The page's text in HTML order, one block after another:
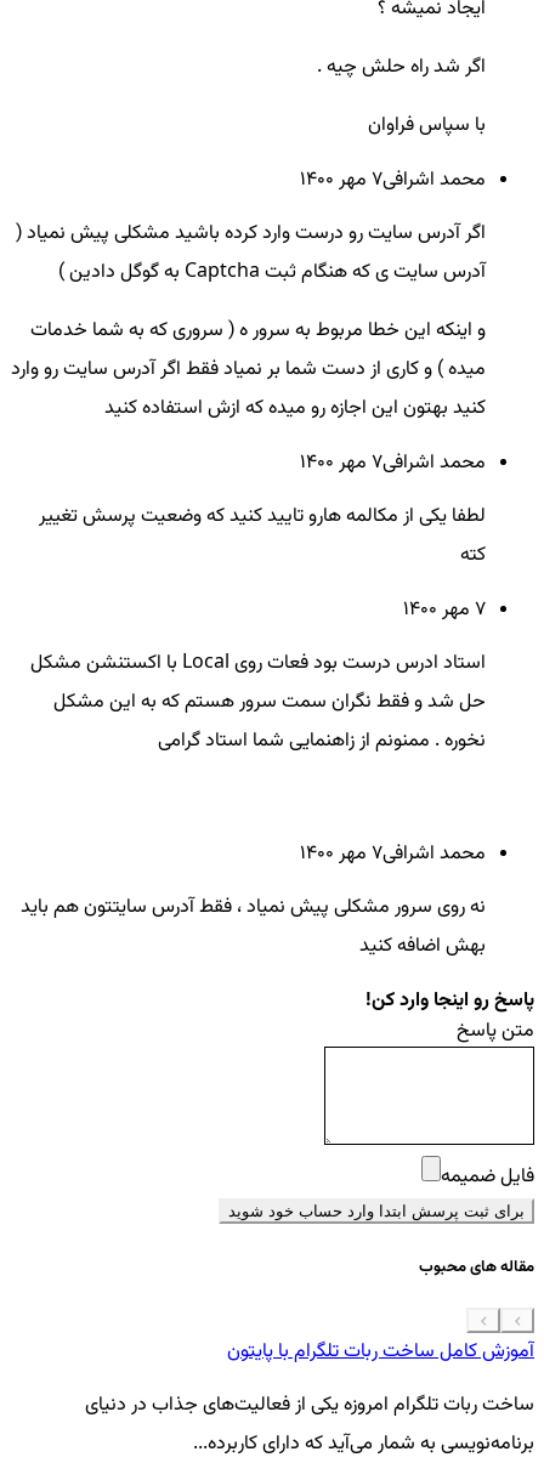
ایجاد نمیشه ؟
اگر شد راه حلش چیه .
با سپاس فراوان
محمد اشرافی7 مهر ۱۴۰۰
اگر آدرس سایت رو درست وارد کرده باشید مشکلی پیش نمیاد (
آدرس سایت ی که هنگام ثبت Captcha به گوگل دادین )
و اینکه این خطا مربوط به سرور ه ( سروری که به شما خدمات
میده ) و کاری از دست شما بر نمیاد فقط اگر آدرس سایت رو وارد
کنید بهتون این اجازه رو میده که ازش استفاده کنید
محمد اشرافی7 مهر ۱۴۰۰
لطفا یکی از مکالمه هارو تایید کنید که وضعیت پرسش تغییر
کته
7 مهر ۱۴۰۰
استاد ادرس درست بود فعات روی Local با اکستنشن مشکل
حل شد و فقط نگران سمت سرور هستم که به این مشکل
نخوره . ممنونم از زاهنمایی شما استاد گرامی
محمد اشرافی7 مهر ۱۴۰۰
نه روی سرور مشکلی پیش نمیاد ، فقط آدرس سایتتون هم باید
بهش اضافه کنید
پاسخ رو اینجا وارد کن!
متن پاسخ
فایل ضمیمه
برای ثبت پرسش ابتدا وارد حساب خود شوید
مقاله های محبوب
آموزش کامل ساخت ربات تلگرام با پایتون
ساخت ربات تلگرام امروزه یکی از فعالیت‌های جذاب در دنیای
برنامه‌نویسی به شمار می‌آید که دارای کاربرده...